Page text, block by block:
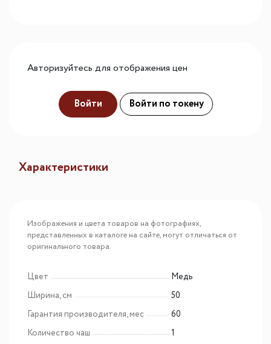
Авторизуйтесь для отображения цен
Войти Войти по токену
Характеристики
Изображения и цвета товаров на фотографиях,
представленных в каталоге на сайте, могут отличаться от
оригинального товара.
Цвет
Медь
Ширина, см
50
Гарантия производителя, мес
60
Количество чаш
1